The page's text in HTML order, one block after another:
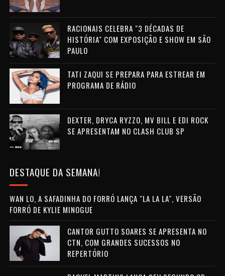
RACIONAIS CELEBRA "3 DÉCADAS DE
HISTÓRIA" COM EXPOSIÇÃO E SHOW EM SÃO
PAULO
TATI ZAQUI SE PREPARA PARA ESTREAR EM
PROGRAMA DE RÁDIO
DEXTER, DRYCA RYZZO, MV BILL E EDI ROCK
SE APRESENTAM NO CLASH CLUB SP
DESTAQUE DA SEMANA!
WAN LO, A SAFADINHA DO FORRÓ LANÇA "LA LA LA", VERSÃO
FORRÓ DE KYLIE MINOGUE
CANTOR GUTTO SOARES SE APRESENTA NO
CTN, COM GRANDES SUCESSOS NO
REPERTÓRIO